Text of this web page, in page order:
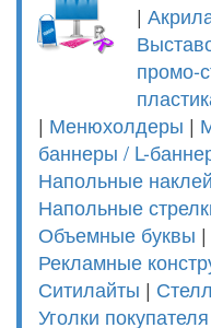
|
промо-
| Менюхолдеры |
баннеры / L-
Напольные
Напольные
Объемные буквы |
Рекламные
Ситилайты |
Уголки